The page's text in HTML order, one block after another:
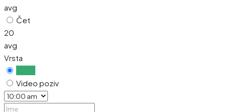
avg
Čet
20
avg
Vrsta
Video poziv